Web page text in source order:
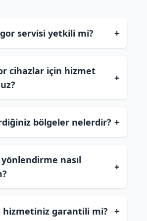
servisi yetkili mi? +
cihazlar için hizmet
+
bölgeler nelerdir? +
yönlendirme nasıl
+
hizmetiniz garantili mi? +